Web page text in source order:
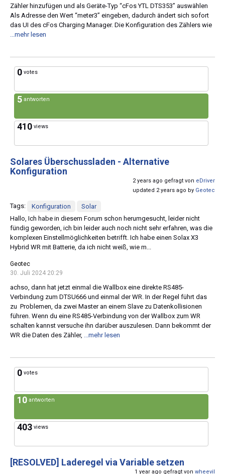
Zähler hinzufügen und als Geräte-Typ “cFos YTL DTS353” auswählen
Als Adresse den Wert “meter3” eingeben, dadurch ändert sich sofort
das UI des cFos Charging Manager. Die Konfiguration des Zählers wie
...mehr lesen
0 votes
5 antworten
410 views
Solares Überschussladen - Alternative
Konfiguration
2 years ago gefragt von eDriver
updated 2 years ago by Geotec
Tags: Konfiguration
Solar
Hallo, Ich habe in diesem Forum schon herumgesucht, leider nicht
fündig geworden, ich bin leider auch noch nicht sehr erfahren, was die
komplexen Einstellmöglichkeiten betrifft. Ich habe einen Solax X3
Hybrid WR mit Batterie, da ich nicht weiß, wie m...
Geotec
30. Juli 2024 20:29
achso, dann hat jetzt einmal die Wallbox eine direkte RS485-
Verbindung zum DTSU666 und einmal der WR. In der Regel führt das
zu Problemen, da zwei Master an einem Slave zu Datenkollisionen
führen. Wenn du eine RS485-Verbindung von der Wallbox zum WR
schalten kannst versuche ihn darüber auszulesen. Dann bekommt der
WR die Daten des Zähler,
...mehr lesen
0 votes
10 antworten
403 views
[RESOLVED] Laderegel via Variable setzen
1 year ago gefragt von wheevil